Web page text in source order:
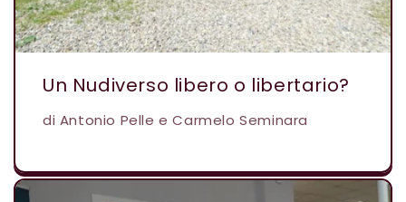
Un Nudiverso libero o libertario?
di Antonio Pelle e Carmelo Seminara